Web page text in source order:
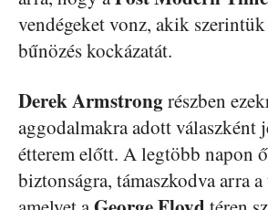
vendégeket vonz, akik
bűnözés kockázatát.
Derek Armstrongrészben
aggodalmakra adott válaszként
étterem előtt. A legtöbb napon
biztonságra, támaszkodva arra a